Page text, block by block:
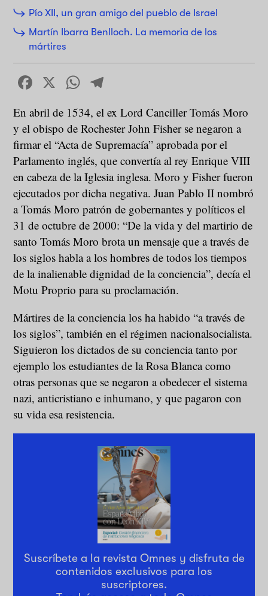
Pío XII, un gran amigo del pueblo de Israel
Martín Ibarra Benlloch. La memoria de los
mártires
Facebook
X WhatsApp
En abril de 1534, el ex Lord Canciller Tomás Moro
y el obispo de Rochester John Fisher se negaron a
firmar el “Acta de Supremacía” aprobada por el
Parlamento inglés, que convertía al rey Enrique VIII
en cabeza de la Iglesia inglesa. Moro y Fisher fueron
ejecutados por dicha negativa. Juan Pablo II nombró
a Tomás Moro patrón de gobernantes y políticos el
31 de octubre de 2000: “De la vida y del martirio de
santo Tomás Moro brota un mensaje que a través de
los siglos habla a los hombres de todos los tiempos
de la inalienable dignidad de la conciencia”, decía el
Motu Proprio para su proclamación.
Mártires de la conciencia los ha habido “a través de
los siglos”, también en el régimen nacionalsocialista.
Siguieron los dictados de su conciencia tanto por
ejemplo los estudiantes de la Rosa Blanca como
otras personas que se negaron a obedecer el sistema
nazi, anticristiano e inhumano, y que pagaron con
su vida esa resistencia.
Suscríbete a la revista Omnes y disfruta de
contenidos exclusivos para los
suscriptores.